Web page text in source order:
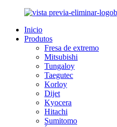
Inicio
Produtos
Fresa de extremo
Mitsubishi
Tungaloy
Taegutec
Korloy
Dijet
Kyocera
Hitachi
Sumitomo